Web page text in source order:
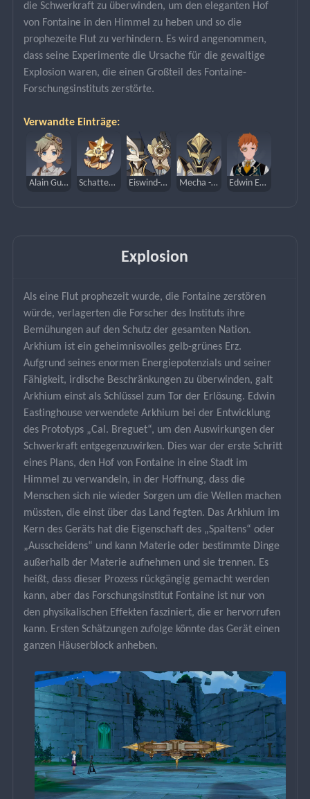
die Schwerkraft zu überwinden, um den eleganten Hof
von Fontaine in den Himmel zu heben und so die
prophezeite Flut zu verhindern. Es wird angenommen,
dass seine Experimente die Ursache für die gewaltige
Explosion waren, die einen Großteil des Fontaine-
Forschungsinstituts zerstörte.
Verwandte Einträge:
Alain Guillotin Schattenjäger Eiswind-Suite Mecha - Typ: Unterdrückungsspezialist Edwin Eastinghouse
Explosion
Als eine Flut prophezeit wurde, die Fontaine zerstören
würde, verlagerten die Forscher des Instituts ihre
Bemühungen auf den Schutz der gesamten Nation.
Arkhium ist ein geheimnisvolles gelb-grünes Erz.
Aufgrund seines enormen Energiepotenzials und seiner
Fähigkeit, irdische Beschränkungen zu überwinden, galt
Arkhium einst als Schlüssel zum Tor der Erlösung. Edwin
Eastinghouse verwendete Arkhium bei der Entwicklung
des Prototyps „Cal. Breguet“, um den Auswirkungen der
Schwerkraft entgegenzuwirken. Dies war der erste Schritt
eines Plans, den Hof von Fontaine in eine Stadt im
Himmel zu verwandeln, in der Hoffnung, dass die
Menschen sich nie wieder Sorgen um die Wellen machen
müssten, die einst über das Land fegten. Das Arkhium im
Kern des Geräts hat die Eigenschaft des „Spaltens“ oder
„Ausscheidens“ und kann Materie oder bestimmte Dinge
außerhalb der Materie aufnehmen und sie trennen. Es
heißt, dass dieser Prozess rückgängig gemacht werden
kann, aber das Forschungsinstitut Fontaine ist nur von
den physikalischen Effekten fasziniert, die er hervorrufen
kann. Ersten Schätzungen zufolge könnte das Gerät einen
ganzen Häuserblock anheben.